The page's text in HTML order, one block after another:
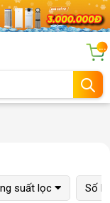
...
suất lọc Số